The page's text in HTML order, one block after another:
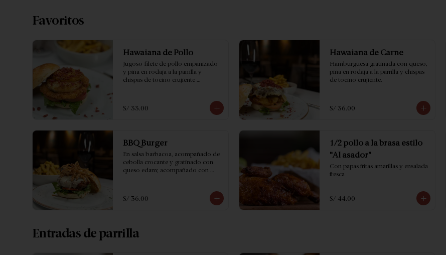
Favoritos
Hawaiana de Pollo
Jugoso filete de pollo empanizado
y piña en rodaja a la parrilla y
chispas de tocino crujiente
S/ 33.00
Hawaiana de Carne
Hamburguesa gratinada con queso,
piña en rodaja a la parrilla y chispas
de tocino crujiente.
S/ 36.00
BBQ Burger
En salsa barbacoa, acompañado de
cebolla crocante y gratinado con
queso edam; acompañado con
S/ 36.00
1/2 pollo a la brasa estilo
"Al asador"
Con papas fritas amarillas y ensalada
fresca
S/ 44.00
Entradas de parrilla